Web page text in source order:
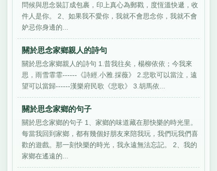
問候與思念裝訂成包裹，印上真心為郵戳，度恆溫快遞，收
件人是你。 2、如果我不愛你，我就不會思念你，我就不會
妒忌你身邊的...
關於思念家鄉親人的詩句
關於思念家鄉親人的詩句 1.昔我往矣，楊柳依依；今我來
思，雨雪霏霏------《詩經.小雅.採薇》 2.悲歌可以當泣，遠
望可以當歸------漢樂府民歌《悲歌》 3.胡馬依...
關於思念家鄉的句子
關於思念家鄉的句子 1、家鄉的味道藏在那快樂的時光里。
每當我回到家鄉，都有幾個好朋友來陪我玩，我們玩我們喜
歡的遊戲。那一刻快樂的時光，我永遠無法忘記。 2、我的
家鄉在遙遠的...